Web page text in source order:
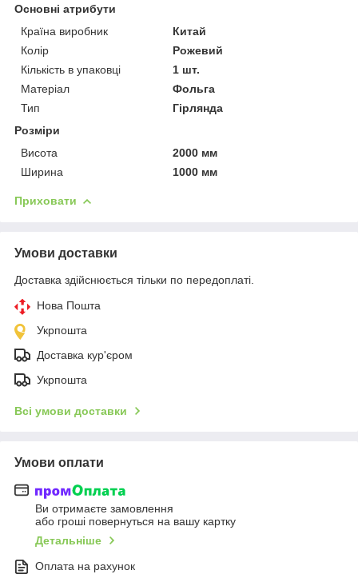
Основні атрибути
Країна виробник
Китай
Колір
Рожевий
Кількість в упаковці
1 шт.
Матеріал
Фольга
Тип
Гірлянда
Розміри
Висота
2000 мм
Ширина
1000 мм
Приховати
Умови доставки
Доставка здійснюється тільки по передоплаті.
Нова Пошта
Укрпошта
Доставка кур'єром
Укрпошта
Всі умови доставки
Умови оплати
Ви отримаєте замовлення
або гроші повернуться на вашу картку
Детальніше
Оплата на рахунок